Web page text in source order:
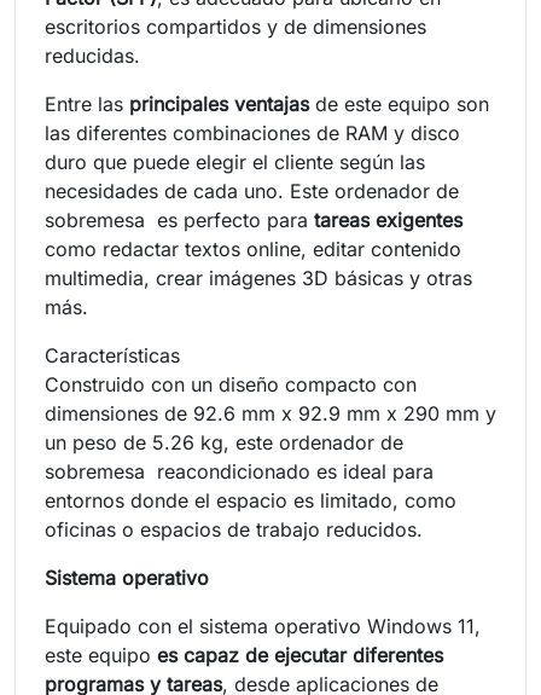
escritorios compartidos y de dimensiones
reducidas.
Entre las principales ventajasde este equipo son
las diferentes combinaciones de RAM y disco
duro que puede elegir el cliente según las
necesidades de cada uno. Este ordenador de
sobremesa es perfecto para tareas exigentes
como redactar textos online, editar contenido
multimedia, crear imágenes 3D básicas y otras
más.
Características
Construido con un diseño compacto con
dimensiones de 92.6 mm x 92.9 mm x 290 mm y
un peso de 5.26 kg, este ordenador de
sobremesa reacondicionado es ideal para
entornos donde el espacio es limitado, como
oficinas o espacios de trabajo reducidos.
Sistema operativo
Equipado con el sistema operativo Windows 11,
este equipo es capaz de ejecutar diferentes
programas y tareas, desde aplicaciones de